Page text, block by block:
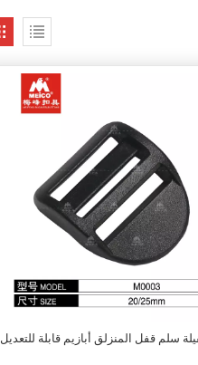
سلم قفل المنزلق أبازيم قابلة للتعديل